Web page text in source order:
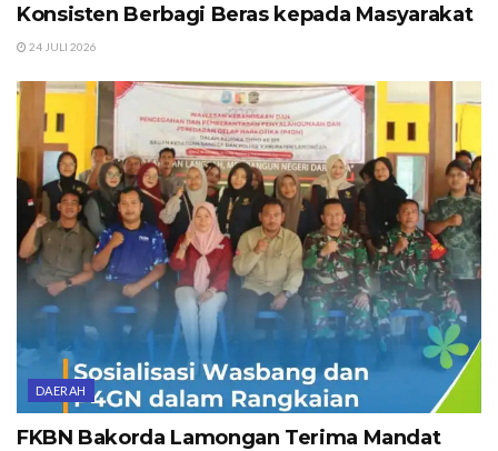
Konsisten Berbagi Beras kepada Masyarakat
24 JULI 2026
DAERAH
FKBN Bakorda Lamongan Terima Mandat